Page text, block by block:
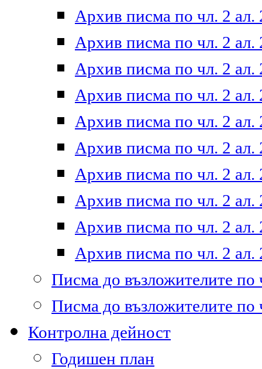
Архив писма по чл. 2 ал.
Архив писма по чл. 2 ал.
Архив писма по чл. 2 ал.
Архив писма по чл. 2 ал.
Архив писма по чл. 2 ал.
Архив писма по чл. 2 ал.
Архив писма по чл. 2 ал.
Архив писма по чл. 2 ал.
Архив писма по чл. 2 ал.
Архив писма по чл. 2 ал.
Писма до възложителите по
Писма до възложителите по
Контролна дейност
Годишен план